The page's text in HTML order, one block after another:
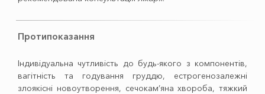
Протипоказання
Індивідуальна чутливість до будь-якого з компонентів,
вагітність та годування груддю, естрогенозалежні
злоякісні новоутворення, сечокам’яна хвороба, тяжкий